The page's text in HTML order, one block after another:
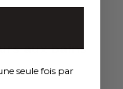
aux bains
seule fois par